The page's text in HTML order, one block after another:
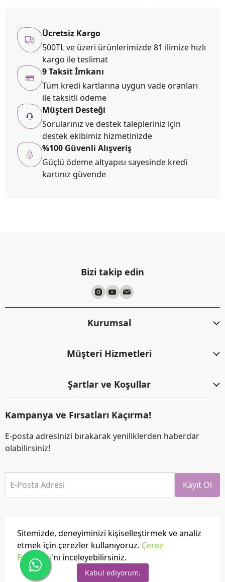
Sitemizde, deneyiminizi kişiselleştirmek ve analiz
etmek için çerezler kullanıyoruz. Çerez
Politikası'nı inceleyebilirsiniz.
Kabul ediyorum.
Ücretsiz Kargo
500TL ve üzeri ürünlerimizde 81 ilimize hızlı
kargo ile teslimat
9 Taksit İmkanı
Tüm kredi kartlarına uygun vade oranları
ile taksitli ödeme
Müşteri Desteği
Sorularınız ve destek talepleriniz için
destek ekibimiz hizmetinizde
%100 Güvenli Alışveriş
Güçlü ödeme altyapısı sayesinde kredi
kartınız güvende
Bizi takip edin
Kurumsal
Müşteri Hizmetleri
Şartlar ve Koşullar
Kampanya ve Fırsatları Kaçırma!
E-posta adresinizi bırakarak yeniliklerden haberdar
olabilirsiniz!
E-Posta Adresi Kayıt Ol
Tüm hakları saklıdır.
Powered by ikas